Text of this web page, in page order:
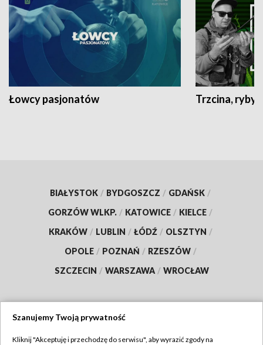
Łowcy pasjonatów Trzcina, ryby
BIAŁYSTOK / BYDGOSZCZ / GDAŃSK /
GORZÓW WLKP. / KATOWICE / KIELCE /
KRAKÓW / LUBLIN / ŁÓDŹ / OLSZTYN /
OPOLE / POZNAŃ / RZESZÓW /
SZCZECIN / WARSZAWA / WROCŁAW
Szanujemy Twoją prywatność
Kliknij "Akceptuję i przechodzę do serwisu", aby wyrazić zgody na